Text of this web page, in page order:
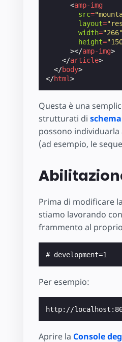
<amp-img
src=
layout=
width="266"
height=
></amp-img>
</article>
</body>
</html>
Questa è una
strutturati di
possono
(ad esempio, le
Prima di modificare
stiamo lavorando
frammento al
Per esempio:
Aprire la Console